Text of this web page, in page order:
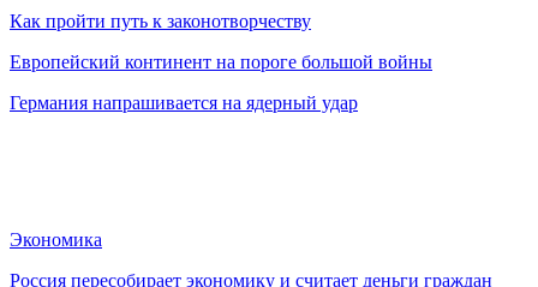
Как пройти путь к законотворчеству
Европейский континент на пороге большой войны
Германия напрашивается на ядерный удар
Экономика
Россия пересобирает экономику и считает деньги граждан